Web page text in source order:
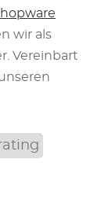
wir als
Vereinbart